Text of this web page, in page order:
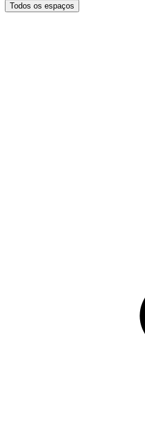
Todos os espaços